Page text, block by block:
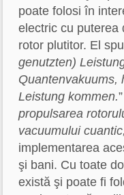
poate folosi în
electric cu puterea
rotor plutitor. El
genutzten)
Quantenvakuums,
Leistung kommen.
propulsarea
vacuumului
implementarea
şi bani. Cu toate
există şi poate fi